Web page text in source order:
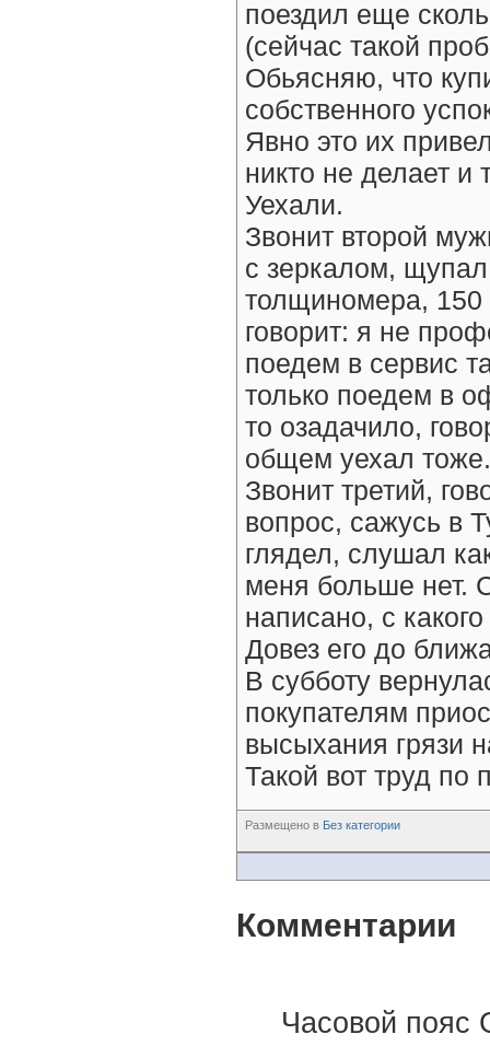
поездил еще
(сейчас такой
Обьясняю, что
собственного
Явно это их
никто не делает и
Уехали.
Звонит второй
с зеркалом, щупал
толщиномера,
говорит: я не
поедем в сервис
только поедем в
то озадачило,
общем уехал тоже.
Звонит третий,
вопрос, сажусь в
глядел, слушал
меня больше нет.
написано, с
Довез его до
В субботу
покупателям
высыхания грязи
Такой вот труд
Размещено в Без категории
Комментарии
Часовой пояс